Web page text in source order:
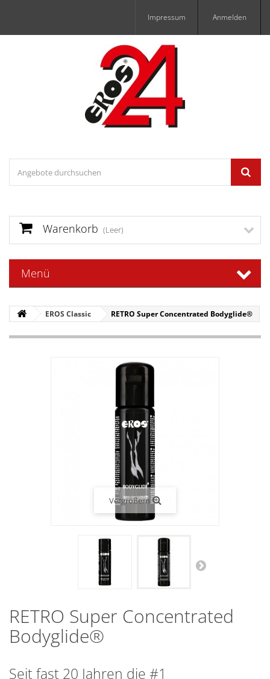
Anmelden
Impressum
Warenkorb (Leer)
Menü
EROS Classic RETRO Super Concentrated Bodyglide®
Vergrößern
RETRO Super Concentrated
Bodyglide®
Seit fast 20 Jahren die #1